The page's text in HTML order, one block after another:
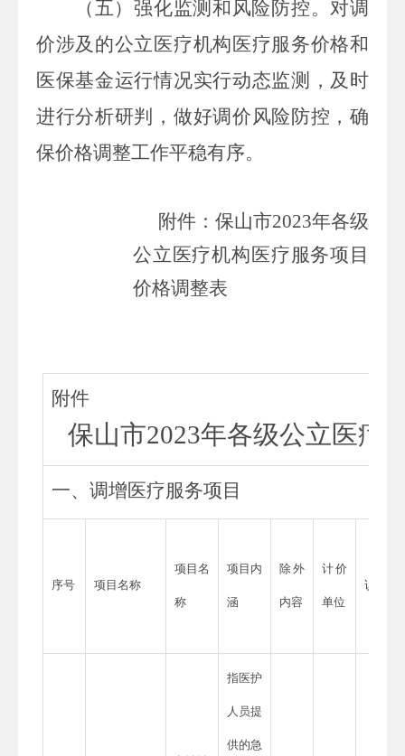
（五）强化监测和风险防控。对调
价涉及的公立医疗机构医疗服务价格和
医保基金运行情况实行动态监测，及时
进行分析研判，做好调价风险防控，确
保价格调整工作平稳有序。
附件： 保山市2023年各级
公立医疗机构医疗服务项目
价格调整表
附件
保山市2023年各级公立医疗
一、调增医疗服务项目
序号 项目名称
项目名
称
项目内
涵
除外
内容
计价
单位
说明
指医护
人员提
供的急